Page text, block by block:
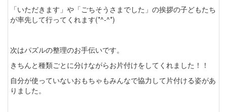
「いただきます」や「ごちそうさまでした」の挨拶の子どもたち
が率先して行ってくれます(*^-^*)
次はパズルの整理のお手伝いです。
きちんと種類ごとに分けながらお片付けをしてくれました！！
自分が使っていないおもちゃもみんなで協力して片付ける姿があ
りました。